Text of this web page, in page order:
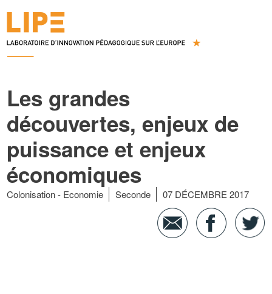
Les grandes
découvertes, enjeux de
puissance et enjeux
économiques
Colonisation Economie Seconde 07 DÉCEMBRE 2017